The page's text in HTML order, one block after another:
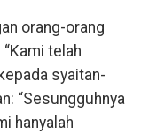
orang-orang
telah
syaitan-
“Sesungguhnya
hanyalah